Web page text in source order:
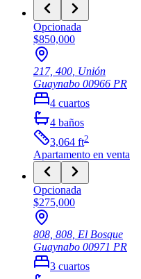
Opcionada
$850,000
217, 400, Unión
Guaynabo 00966 PR
4 cuartos
4 baños
3,064 ft2
Apartamento en venta
Opcionada
$275,000
808, 808, El Bosque
Guaynabo 00971 PR
3 cuartos